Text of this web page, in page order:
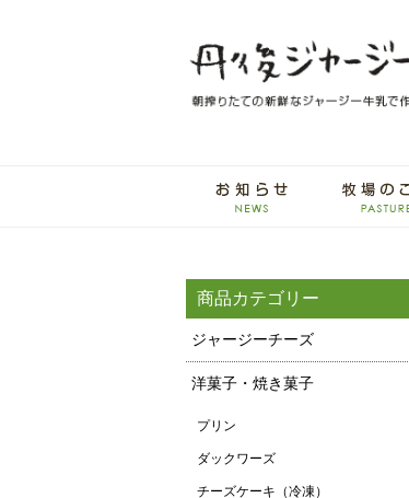
商品カテゴリー
ジャージーチーズ
洋菓子・焼き菓子
プリン
ダックワーズ
チーズケーキ（冷凍）